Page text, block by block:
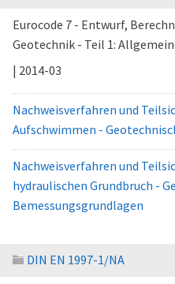
Eurocode 7 - Entwurf,
Geotechnik - Teil 1:
| 2014-03
Nachweisverfahren und
Aufschwimmen -
Nachweisverfahren und
hydraulischen Grundbruch -
Bemessungsgrundlagen
DIN EN 1997-1/NA